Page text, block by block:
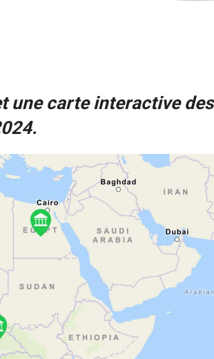
une carte interactive des